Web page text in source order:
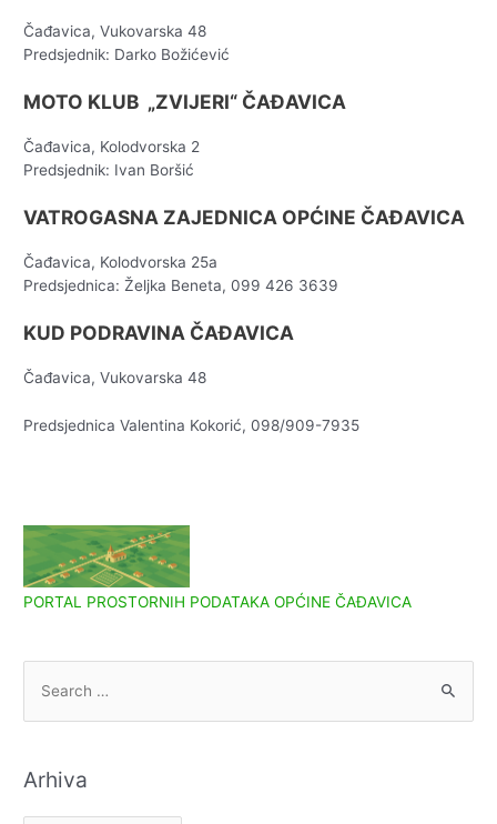
Čađavica, Vukovarska 48
Predsjednik: Darko Božićević
MOTO KLUB „ZVIJERI“ ČAĐAVICA
Čađavica, Kolodvorska 2
Predsjednik: Ivan Boršić
VATROGASNA ZAJEDNICA OPĆINE ČAĐAVICA
Čađavica, Kolodvorska 25a
Predsjednica: Željka Beneta, 099 426 3639
KUD PODRAVINA ČAĐAVICA
Čađavica, Vukovarska 48
Predsjednica Valentina Kokorić, 098/909-7935
PORTAL PROSTORNIH PODATAKA OPĆINE ČAĐAVICA
Arhiva